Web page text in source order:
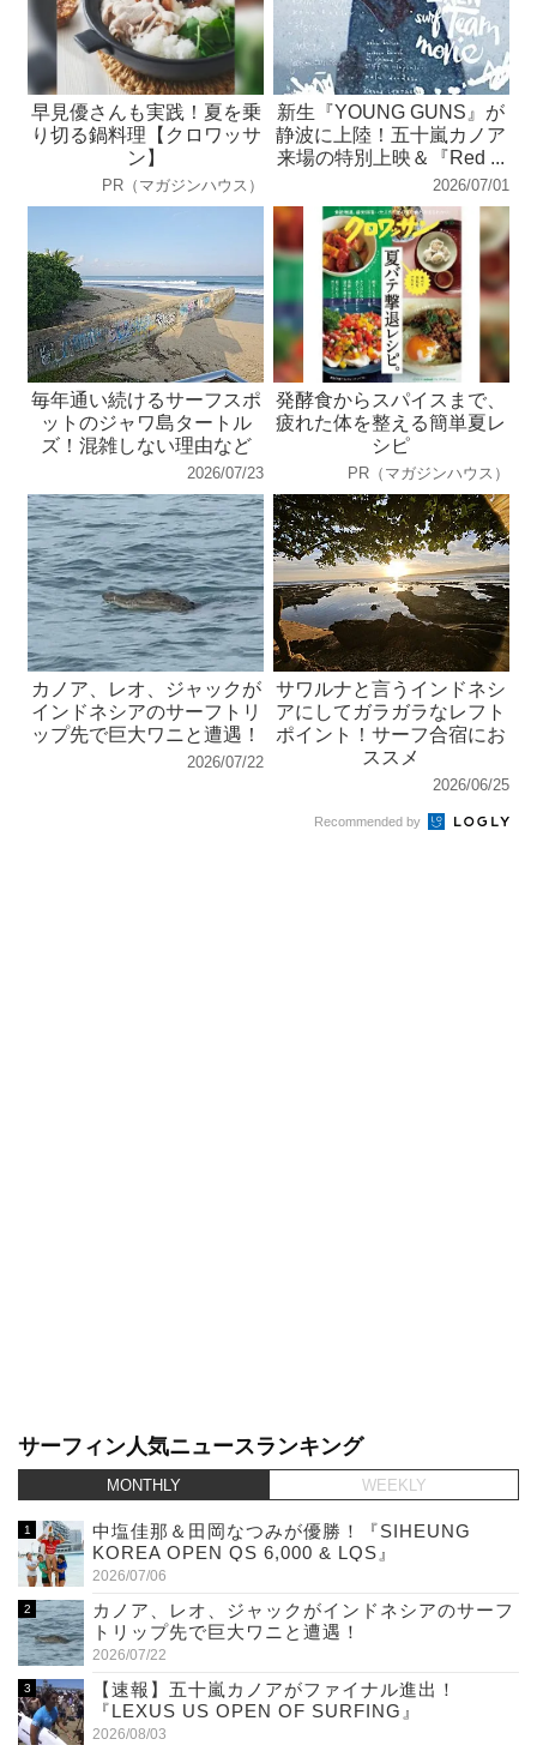
早見優さんも実践！夏を乗
り切る鍋料理【クロワッサ
ン】
PR（マガジンハウス）
新生『YOUNG GUNS』が
静波に上陸！五十嵐カノア
来場の特別上映＆『Red ...
2026/07/01
毎年通い続けるサーフスポ
ットのジャワ島タートル
ズ！混雑しない理由など
2026/07/23
発酵食からスパイスまで、
疲れた体を整える簡単夏レ
シピ
PR（マガジンハウス）
カノア、レオ、ジャックが
インドネシアのサーフトリ
ップ先で巨大ワニと遭遇！
2026/07/22
サワルナと言うインドネシ
アにしてガラガラなレフト
ポイント！サーフ合宿にお
ススメ
2026/06/25
Recommended by
サーフィン人気ニュースランキング
MONTHLY WEEKLY
中塩佳那＆田岡なつみが優勝！『SIHEUNG
KOREA OPEN QS 6,000 & LQS』
2026/07/06
カノア、レオ、ジャックがインドネシアのサーフ
トリップ先で巨大ワニと遭遇！
2026/07/22
【速報】五十嵐カノアがファイナル進出！
『LEXUS US OPEN OF SURFING』
2026/08/03